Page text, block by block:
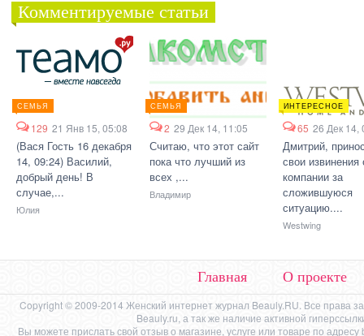
Комментируемые статьи
СЕМЬЯ
129 21 Янв 15, 05:08
(Вася Гость 16 декабря
14, 09:24) Василий,
добрый день! В
случае,...
Юлия
СЕМЬЯ
2 29 Дек 14, 11:05
Считаю, что этот сайт
пока что лучший из
всех ,...
Владимир
ИНТЕРЕСНОЕ
65 26 Дек 14,
Дмитрий,
свои извинения
компании за
сложившуюся
ситуацию....
Westwing
Главная О проекте
Copyright © 2009-2014 Женский интернет журнал Beauly.RU. Все права
Beauly.ru, а так же наличие активной
Вы можете прислать свой отзыв о магазине, услуге или товаре по адресу